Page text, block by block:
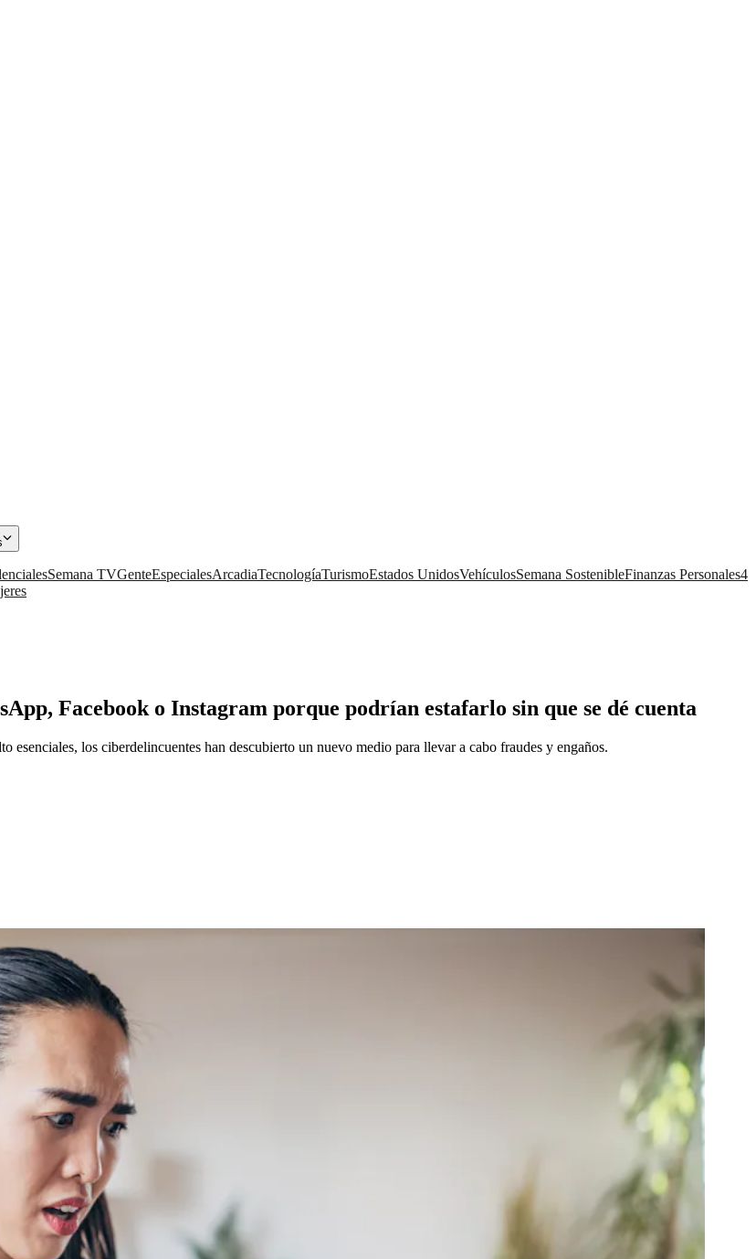
Semana TVGenteEspecialesArcadiaTecnologíaTurismoEstados UnidosVehículosSemana SostenibleFinanzas Personales4
Facebook o Instagram porque podrían estafarlo sin que se dé cuenta
esenciales, los ciberdelincuentes han descubierto un nuevo medio para llevar a cabo fraudes y engaños.